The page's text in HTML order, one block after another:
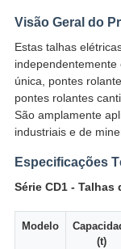
Visão Geral do
Estas talhas
única, pontes
pontes rolantes
São amplamente
industriais e de
Especificações
Série CD1 - Talhas
Modelo
(t)